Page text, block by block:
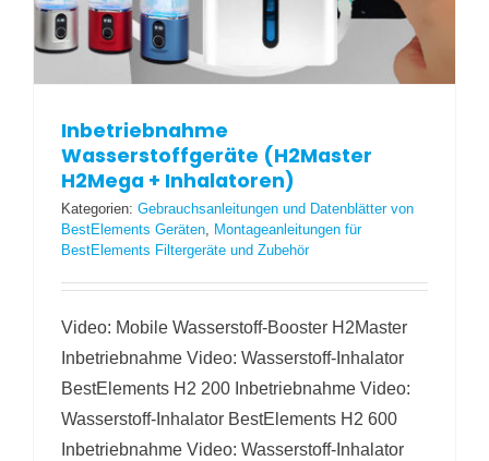
Inbetriebnahme
Wasserstoffgeräte (H2Master
H2Mega + Inhalatoren)
Kategorien: Gebrauchsanleitungen und Datenblätter von
BestElements Geräten, Montageanleitungen für
BestElements Filtergeräte und Zubehör
Video: Mobile Wasserstoff-Booster H2Master
Inbetriebnahme Video: Wasserstoff-Inhalator
BestElements H2 200 Inbetriebnahme Video:
Wasserstoff-Inhalator BestElements H2 600
Inbetriebnahme Video: Wasserstoff-Inhalator